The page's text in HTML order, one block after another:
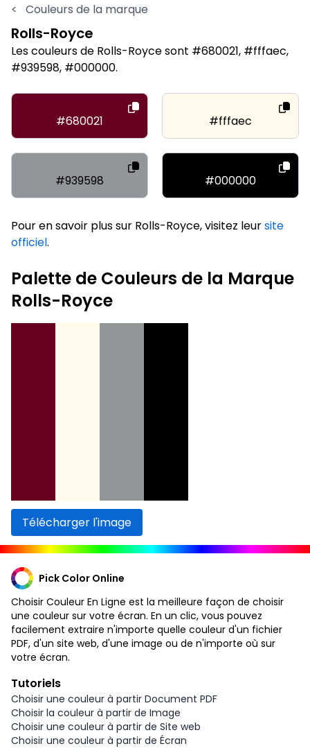
< Couleurs de la marque
Rolls-Royce
Les couleurs de Rolls-Royce sont #680021, #fffaec,
#939598, #000000.
#680021 #fffaec
#939598 #000000
Pour en savoir plus sur Rolls-Royce, visitez leursite
officiel.
Palette de Couleurs de la Marque
Rolls-Royce
Télécharger l'image
Pick Color Online
Choisir Couleur En Ligne est la meilleure façon de choisir
une couleur sur votre écran. En un clic, vous pouvez
facilement extraire n'importe quelle couleur d'un fichier
PDF, d'un site web, d'une image ou de n'importe où sur
votre écran.
Tutoriels
Choisir une couleur à partir Document PDF
Choisir la couleur à partir de Image
Choisir une couleur à partir de Site web
Choisir une couleur à partir de Écran